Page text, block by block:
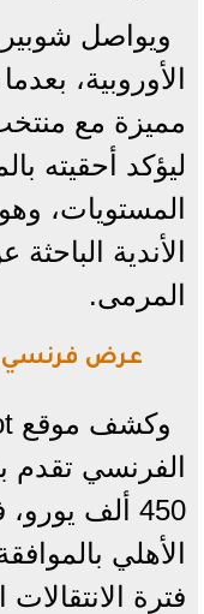
ويواصل
الأوروبية،
مميزة مع
ليؤكد أحقيته
المستويات،
الأندية
المرمى.
عرض فرنسي
الفرنسي تقدم
450 ألف
الأهلي
فترة الانتقالات